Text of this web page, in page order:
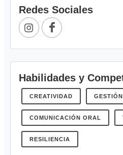
Redes Sociales
Habilidades y
CREATIVIDAD
COMUNICACIÓN ORAL
RESILIENCIA